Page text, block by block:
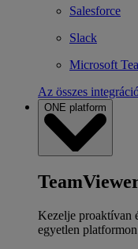
Salesforce
Slack
Microsoft
Az összes
ONE platform
Kezelje proaktívan
egyetlen